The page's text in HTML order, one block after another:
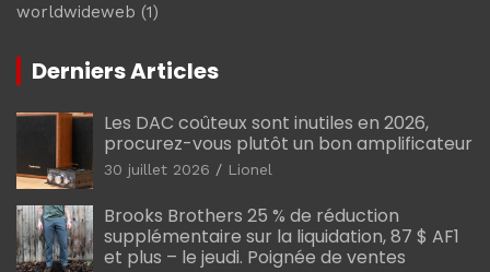
worldwideweb (1)
Derniers Articles
Les DAC coûteux sont inutiles en 2026,
procurez-vous plutôt un bon amplificateur
30 juillet 2026 Lionel
Brooks Brothers 25 % de réduction
supplémentaire sur la liquidation, 87 $ AF1
et plus – le jeudi. Poignée de ventes